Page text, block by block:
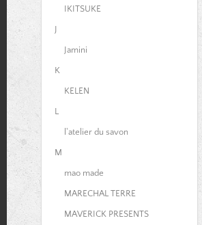
IKITSUKE
Jamini
K
KELEN
L
l'atelier du savon
M
mao made
MARECHAL TERRE
MAVERICK PRESENTS